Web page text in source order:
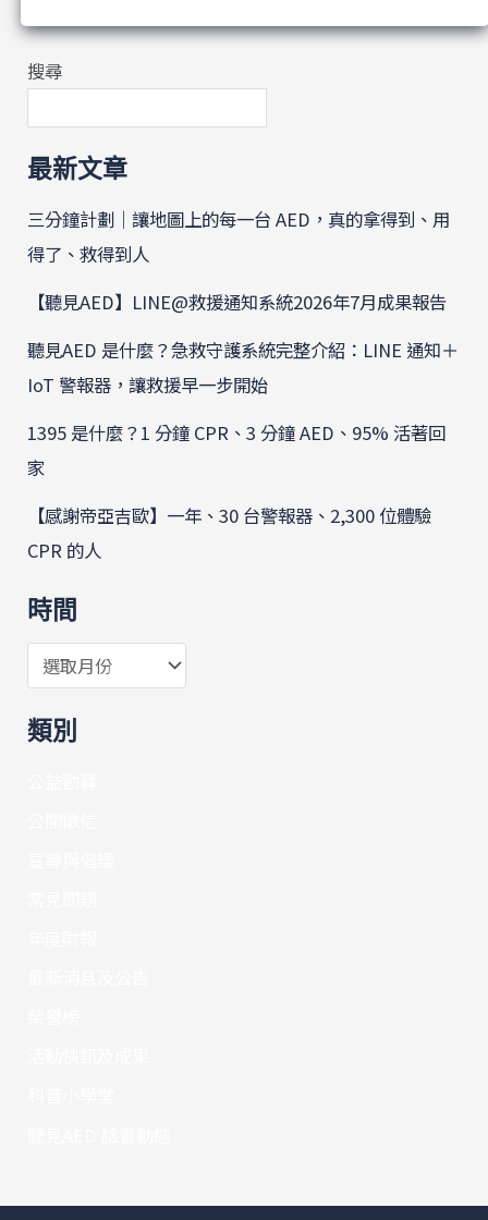
搜尋
最新文章
三分鐘計劃｜讓地圖上的每一台 AED，真的拿得到、用
得了、救得到人
【聽見AED】LINE@救援通知系統2026年7月成果報告
聽見AED 是什麼？急救守護系統完整介紹：LINE 通知＋
IoT 警報器，讓救援早一步開始
1395 是什麼？1 分鐘 CPR、3 分鐘 AED、95% 活著回
家
【感謝帝亞吉歐】一年、30 台警報器、2,300 位體驗
CPR 的人
時間
類別